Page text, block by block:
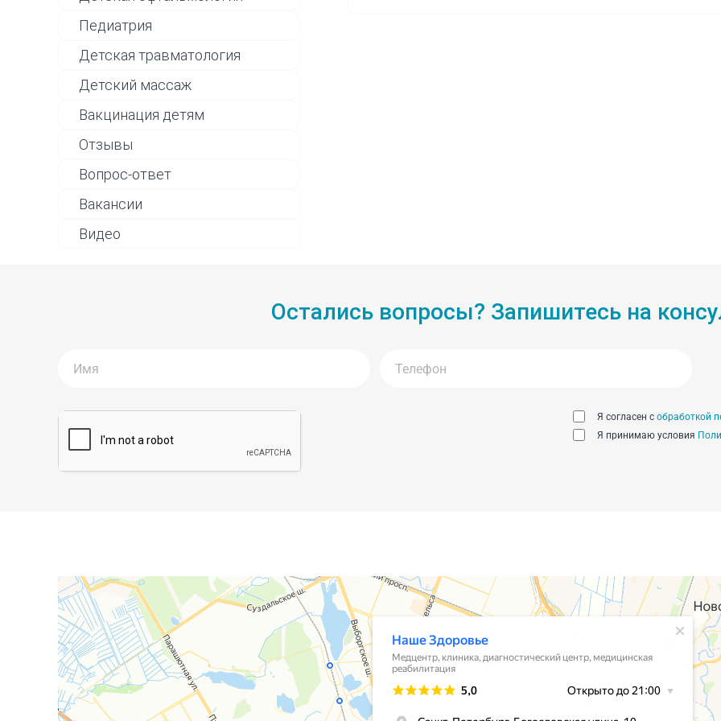
Педиатрия
Детская травматология
Детский массаж
Вакцинация детям
Отзывы
Вопрос-ответ
Вакансии
Видео
Остались вопросы? Запишитесь на
Я согласен с обработкой
Я принимаю условия